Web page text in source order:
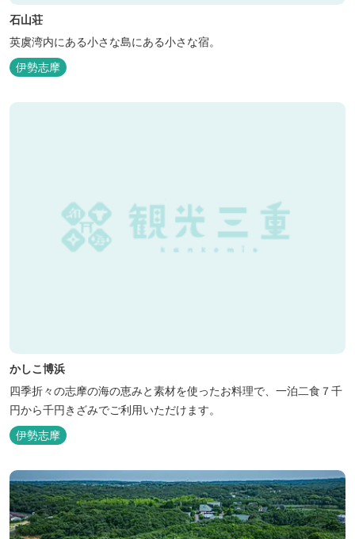
石山荘
英虞湾内にある小さな島にある小さな宿。
伊勢志摩
かしこ博浜
四季折々の志摩の海の恵みと素材を使ったお料理で、一泊二食７千
円から千円きざみでご利用いただけます。
伊勢志摩